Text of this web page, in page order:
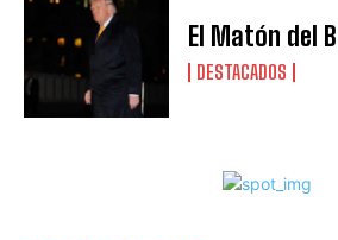
El Matón del
DESTACADOS